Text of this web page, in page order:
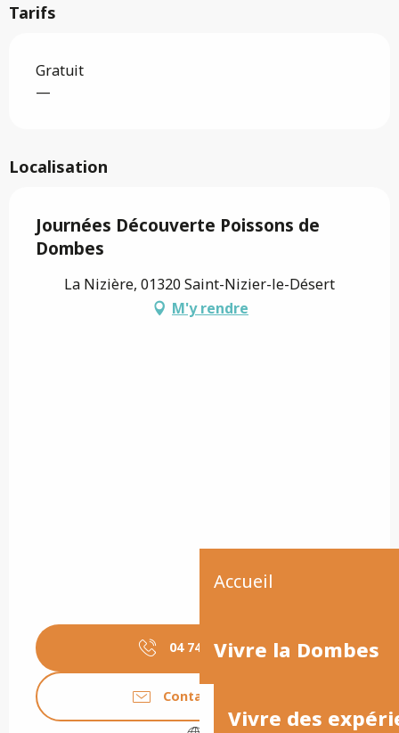
Accueil
Vivre la Dombes
Vivre des
Tarifs
Gratuit
—
Localisation
Journées Découverte Poissons de
Dombes
La Nizière, 01320 Saint-Nizier-le-Désert
M'y rendre
04 74 36 62▒▒
Contactez-nous